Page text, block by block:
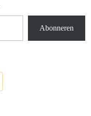
Abonneren